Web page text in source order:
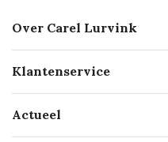
Over Carel Lurvink
Geschiedenis
Missie
Klantenservice
Bezorgen
Actueel